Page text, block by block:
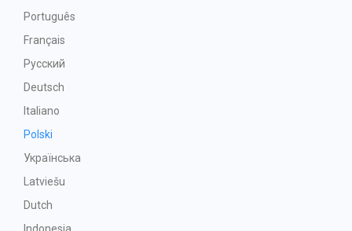
Português
Français
Русский
Deutsch
Italiano
Polski
Українська
Latviešu
Dutch